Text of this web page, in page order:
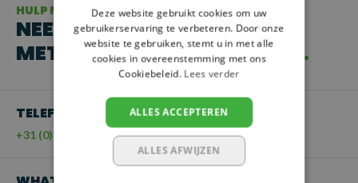
HULP NODIG?
NEEM CONTACT OP
MET ONZE KLANTENSERVICE
TELEFOON
+31 (0)55 - 203 21 43
Deze website gebruikt cookies om uw
gebruikerservaring te verbeteren. Door onze
website te gebruiken, stemt u in met alle
cookies in overeenstemming met ons
Cookiebeleid. Lees verder
ALLES ACCEPTEREN
ALLES AFWIJZEN